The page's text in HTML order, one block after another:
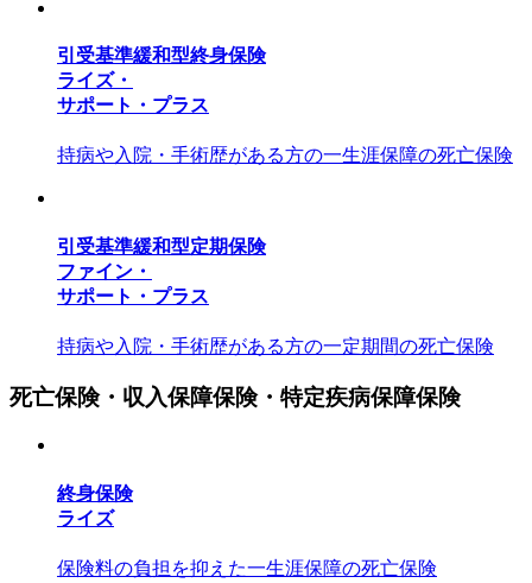
引受基準緩和型終身保険
ライズ・
サポート・プラス
持病や入院・手術歴がある方の一生涯保障の死亡保険
引受基準緩和型定期保険
ファイン・
サポート・プラス
持病や入院・手術歴がある方の一定期間の死亡保険
死亡保険・収入保障保険・特定疾病保障保険
終身保険
ライズ
保険料の負担を抑えた一生涯保障の死亡保険